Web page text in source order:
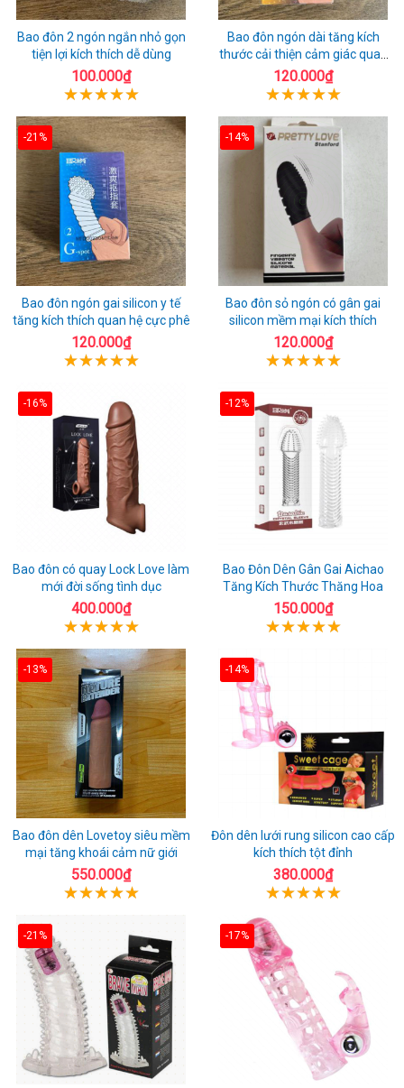
Bao đôn 2 ngón ngắn nhỏ gọn
tiện lợi kích thích dễ dùng
100.000₫
Bao đôn ngón dài tăng kích
thước cải thiện cảm giác quan
hệ
120.000₫
-21%
Bao đôn ngón gai silicon y tế
tăng kích thích quan hệ cực phê
120.000₫
-14%
Bao đôn sỏ ngón có gân gai
silicon mềm mại kích thích
120.000₫
-16%
Bao đôn có quay Lock Love làm
mới đời sống tình dục
400.000₫
-12%
Bao Đôn Dên Gân Gai Aichao
Tăng Kích Thước Thăng Hoa
150.000₫
-13%
Bao đôn dên Lovetoy siêu mềm
mại tăng khoái cảm nữ giới
550.000₫
-14%
Đôn dên lưới rung silicon cao cấp
kích thích tột đỉnh
380.000₫
-21% -17%